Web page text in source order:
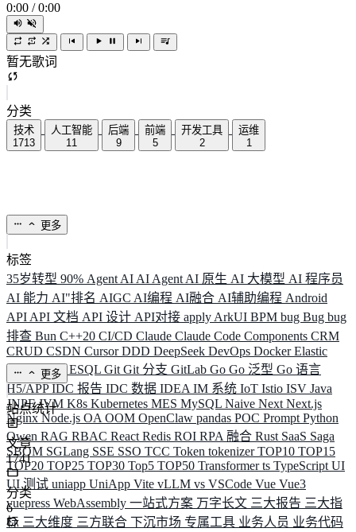
0:00 / 0:00
暂无歌词
分类
技术
1713
人工智能
11
后端
9
前端
5
开发工具
2
运维
1
更多
标签
35岁转型 90% Agent AI AI Agent AI 原生 AI 大模型 AI 程序员
AI 能力 AI"排名 AIGC AI编程 AI融合 AI辅助编程 Android
API API 文档 API 设计 API对接 apply ArkUI BPM bug Bug bug
排查 Bun C++20 CI/CD Claude Claude Code Components CRM
CRUD CSDN CursorDDD DeepSeek DevOps DockerElastic
ELK ElysiaESQL Git Git 分支 GitLab Go Go 泛型 Go 语言
H5/APPIDC 报告 IDC 数据 IDEA IM 系统 IoT Istio ISV Java
JNPFJVM K8s Kubernetes MES MySQL Naive Next Next.js
NginxNode.js OA OOM OpenClaw pandas POC Prompt Python
Qwen RAG RBAC React Redis ROI RPA 融合 Rust SaaS Saga
SBOM SGLang SSE SSO TCC Token tokenizerTOP10 TOP15
TOP20 TOP25 TOP30 Top5 TOP50 Transformerts TypeScript UI
UI 测试 uniapp UniApp Vite vLLM vs VSCode Vue Vue3
vuepress WebAssembly 一站式方案 万字长文 三大报告 三大指
标 三大维度 三方联合 下沉市场 专属工具 业务人员 业务代码
更多
站点统计
文章
1741
分类
6